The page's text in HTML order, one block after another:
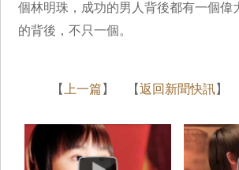
個林明珠，成功的男人背後都有一個偉
的背後，不只一個。
【 上一篇 】 【返回新聞快訊】